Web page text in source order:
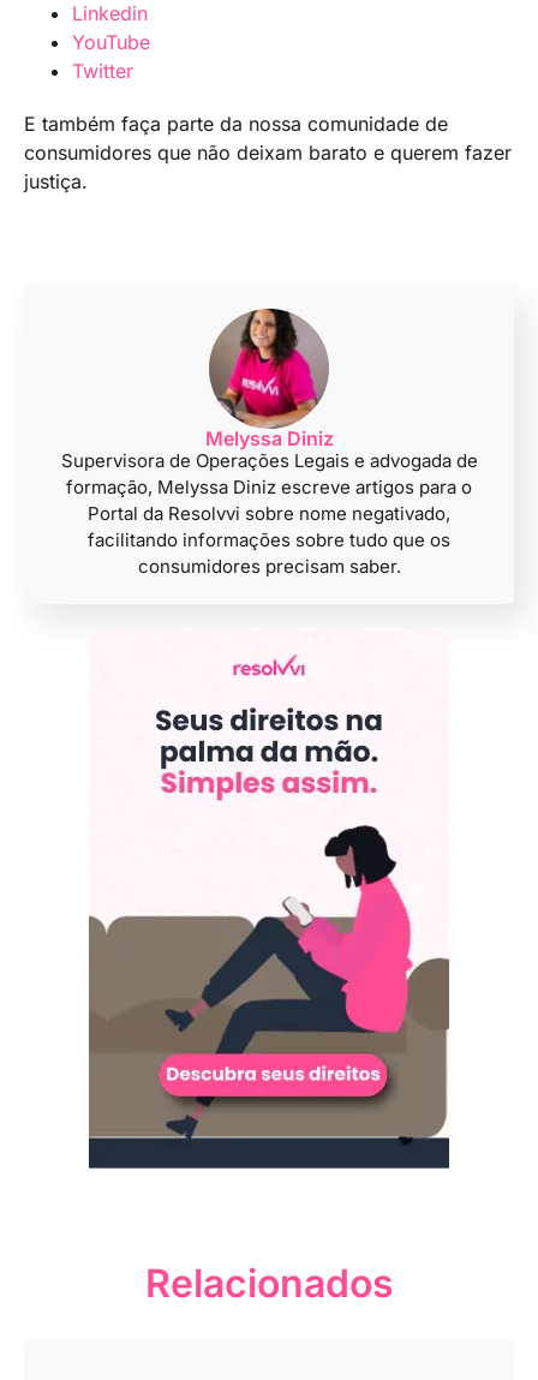
Linkedin
YouTube
Twitter
E também faça parte da nossa comunidade de
consumidores que não deixam barato e querem fazer
justiça.
Melyssa Diniz
Supervisora de Operações Legais e advogada de
formação, Melyssa Diniz escreve artigos para o
Portal da Resolvvi sobre nome negativado,
facilitando informações sobre tudo que os
consumidores precisam saber.
Relacionados